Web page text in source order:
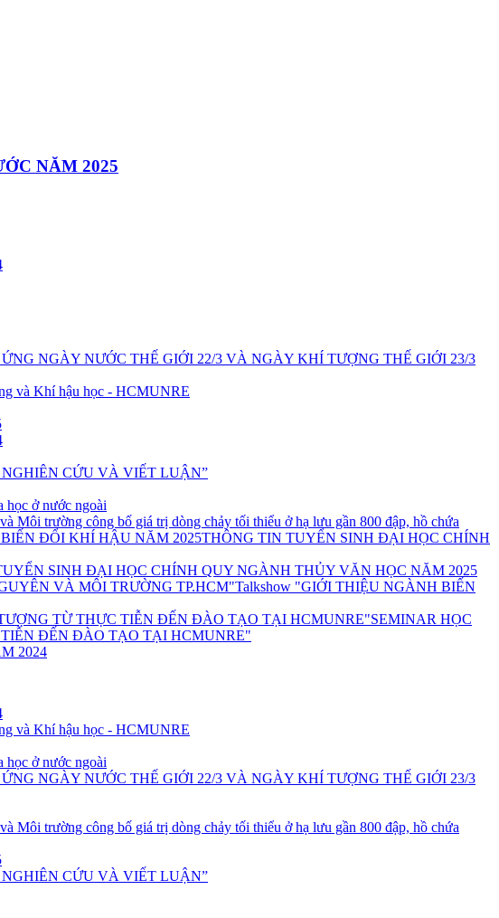
NĂM 2025
NGÀY NƯỚC THẾ GIỚI 22/3 VÀ NGÀY KHÍ TƯỢNG THẾ GIỚI 23/3
và Khí hậu học - HCMUNRE
CỨU VÀ VIẾT LUẬN”
học ở nước ngoài
Môi trường công bố giá trị dòng chảy tối thiểu ở hạ lưu gần 800 đập, hồ chứa
THÔNG TIN TUYỂN SINH ĐẠI HỌC CHÍNH
SINH ĐẠI HỌC CHÍNH QUY NGÀNH THỦY VĂN HỌC NĂM 2025
Talkshow "GIỚI THIỆU NGÀNH BIẾN
SEMINAR HỌC
ĐẾN ĐÀO TẠO TẠI HCMUNRE"
2024
và Khí hậu học - HCMUNRE
học ở nước ngoài
NGÀY NƯỚC THẾ GIỚI 22/3 VÀ NGÀY KHÍ TƯỢNG THẾ GIỚI 23/3
Môi trường công bố giá trị dòng chảy tối thiểu ở hạ lưu gần 800 đập, hồ chứa
CỨU VÀ VIẾT LUẬN”